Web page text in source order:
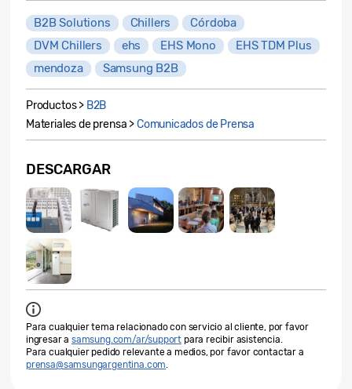
B2B Solutions Chillers
Córdoba
DVM Chillers
ehs EHS Mono
EHS TDM Plus
mendoza
Samsung B2B
Productos > B2B
Materiales de prensa >Comunicados de Prensa
DESCARGAR
Para cualquier tema relacionado con servicio al cliente, por favor
ingresar asamsung.com/ar/support para recibir asistencia.
Para cualquier pedido relevante a medios, por favor contactar a
prensa@samsungargentina.com.